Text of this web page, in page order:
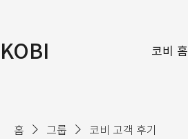
KOBI 코비 홈
홈 그룹 코비 고객 후기